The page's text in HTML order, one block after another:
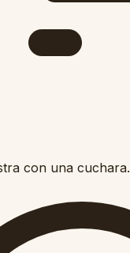
con una cuchara.